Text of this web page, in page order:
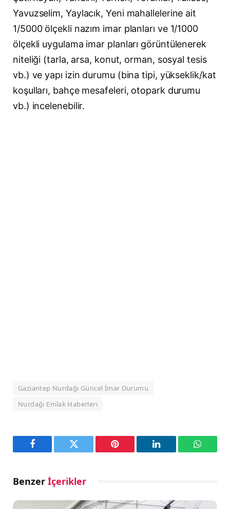
Yavuzselim, Yaylacık, Yeni mahallelerine ait
1/5000 ölçekli nazım imar planları ve 1/1000
ölçekli uygulama imar planları görüntülenerek
niteliği (tarla, arsa, konut, orman, sosyal tesis
vb.) ve yapı izin durumu (bina tipi, yükseklik/kat
koşulları, bahçe mesafeleri, otopark durumu
vb.) incelenebilir.
Gaziantep Nurdağı Güncel İmar Durumu
Nurdağı Emlak Haberleri
Facebook Twitter Pinterest LinkedIn
Benzer İçerikler